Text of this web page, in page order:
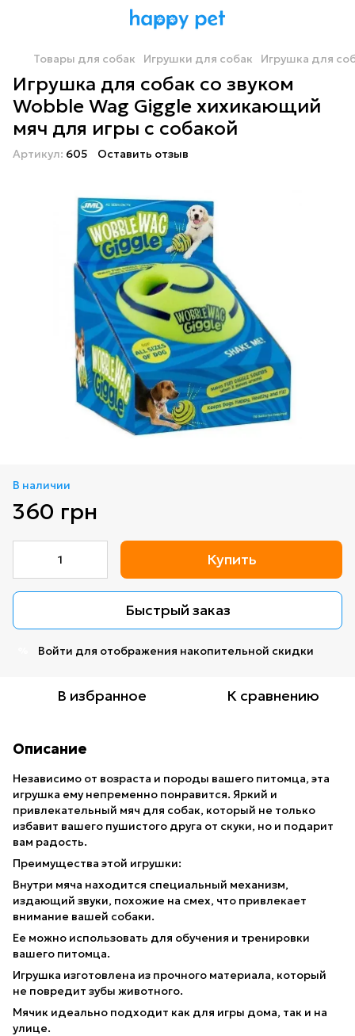
Товары для собак Игрушки для собак Игрушка для
Игрушка для собак со звуком
Wobble Wag Giggle хихикающий
мяч для игры с собакой
Артикул: 605 Оставить отзыв
В наличии
360 грн
Купить
Быстрый заказ
Войти для отображения накопительной скидки
В избранное К сравнению
Описание
Независимо от возраста и породы вашего питомца, эта
игрушка ему непременно понравится. Яркий и
привлекательный мяч для собак, который не только
избавит вашего пушистого друга от скуки, но и подарит
вам радость.
Преимущества этой игрушки:
Внутри мяча находится специальный механизм,
издающий звуки, похожие на смех, что привлекает
внимание вашей собаки.
Ее можно использовать для обучения и тренировки
вашего питомца.
Игрушка изготовлена из прочного материала, который
не повредит зубы животного.
Мячик идеально подходит как для игры дома, так и на
улице.